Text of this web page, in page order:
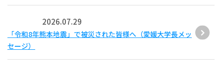
2026.07.29
「令和8年熊本地震」で被災された皆様へ（愛媛大学長メッ
セージ）